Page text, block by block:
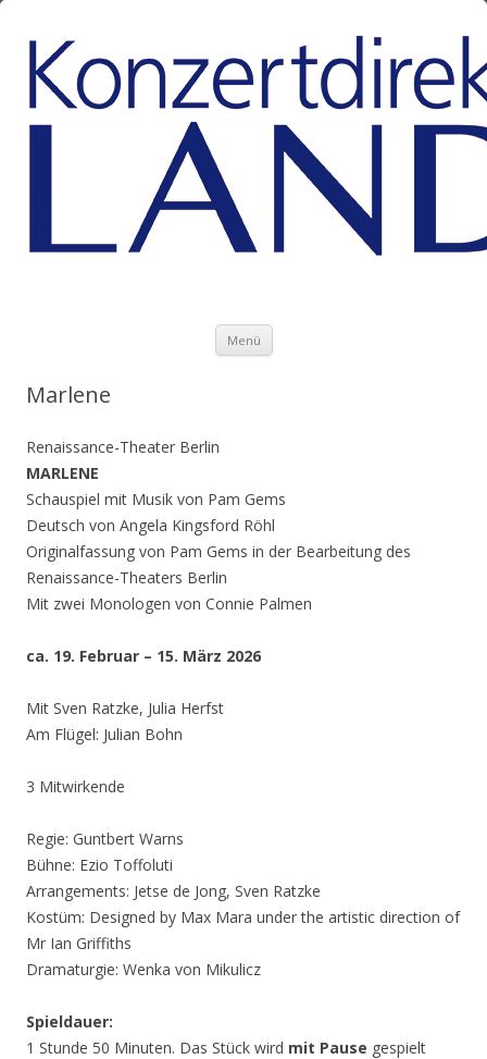
Menü
Marlene
Renaissance-Theater Berlin
MARLENE
Schauspiel mit Musik von Pam Gems
Deutsch von Angela Kingsford Röhl
Originalfassung von Pam Gems in der Bearbeitung des
Renaissance-Theaters Berlin
Mit zwei Monologen von Connie Palmen
ca. 19. Februar – 15. März 2026
Mit Sven Ratzke, Julia Herfst
Am Flügel: Julian Bohn
3 Mitwirkende
Regie: Guntbert Warns
Bühne: Ezio Toffoluti
Arrangements: Jetse de Jong, Sven Ratzke
Kostüm: Designed by Max Mara under the artistic direction of
Mr Ian Griffiths
Dramaturgie: Wenka von Mikulicz
Spieldauer:
1 Stunde 50 Minuten. Das Stück wird mit Pause gespielt